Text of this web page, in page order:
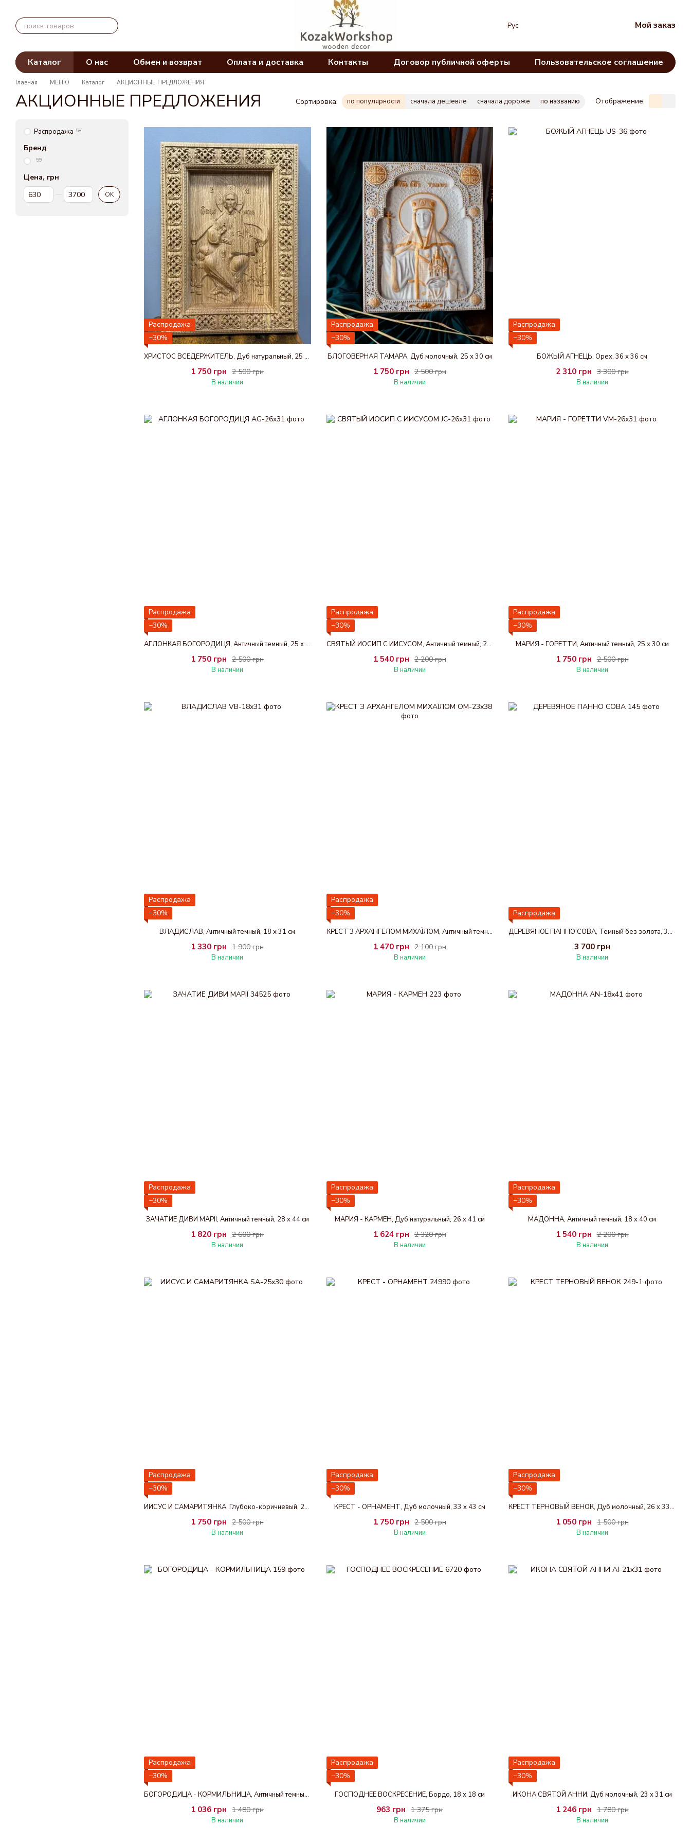
Рус
Мой заказ
Каталог О нас Обмен и возврат Оплата и доставка Контакты Договор публичной оферты Пользовательское соглашение
Главная МЕНЮ Каталог АКЦИОННЫЕ ПРЕДЛОЖЕНИЯ
АКЦИОННЫЕ ПРЕДЛОЖЕНИЯ Сортировка: по популярности сначала дешевле сначала дороже по названию Отображение:
Распродажа
−30%
ХРИСТОС ВСЕДЕРЖИТЕЛЬ, Дуб натуральный, 25 х 30 см
2 500 грн
1 750 грн
В наличии
Распродажа
−30%
БЛОГОВЕРНАЯ ТАМАРА, Дуб молочный, 25 х 30 см
2 500 грн
1 750 грн
В наличии
Распродажа
−30%
БОЖЬІЙ АГНЕЦЬ, Орех, 36 х 36 см
3 300 грн
2 310 грн
В наличии
Распродажа
−30%
АГЛОНКАЯ БОГОРОДИЦЯ, Античный темный, 25 х 30 см
2 500 грн
1 750 грн
В наличии
Распродажа
−30%
СВЯТЫЙ ИОСИП С ИИСУСОМ, Античный темный, 26 x 33 см
2 200 грн
1 540 грн
В наличии
Распродажа
−30%
МАРИЯ - ГОРЕТТИ, Античный темный, 25 х 30 см
2 500 грн
1 750 грн
В наличии
Распродажа
−30%
ВЛАДИСЛАВ, Античный темный, 18 х 31 см
1 900 грн
1 330 грн
В наличии
Распродажа
−30%
КРЕСТ З АРХАНГЕЛОМ МИХАЇЛОМ, Античный темный, 23 х 38 см
2 100 грн
1 470 грн
В наличии
Распродажа
ДЕРЕВЯНОЕ ПАННО СОВА, Темный без золота, 38 х 38 см
3 700 грн
В наличии
Распродажа
−30%
ЗАЧАТИЕ ДИВИ МАРІЇ, Античный темный, 28 x 44 см
2 600 грн
1 820 грн
В наличии
Распродажа
−30%
МАРИЯ - КАРМЕН, Дуб натуральный, 26 x 41 см
2 320 грн
1 624 грн
В наличии
Распродажа
−30%
МАДОННА, Античный темный, 18 x 40 см
2 200 грн
1 540 грн
В наличии
Распродажа
−30%
ИИСУС И САМАРИТЯНКА, Глубоко-коричневый, 25 х 30 см
2 500 грн
1 750 грн
В наличии
Распродажа
−30%
КРЕСТ - ОРНАМЕНТ, Дуб молочный, 33 x 43 см
2 500 грн
1 750 грн
В наличии
Распродажа
−30%
КРЕСТ ТЕРНОВЫЙ ВЕНОК, Дуб молочный, 26 x 33 см
1 500 грн
1 050 грн
В наличии
Распродажа
−30%
БОГОРОДИЦА - КОРМИЛЬНИЦА, Античный темный, 18 х 20 см
1 480 грн
1 036 грн
В наличии
Распродажа
−30%
ГОСПОДНЕЕ ВОСКРЕСЕНИЕ, Бордо, 18 х 18 см
1 375 грн
963 грн
В наличии
Распродажа
−30%
ИКОНА СВЯТОЙ АННИ, Дуб молочный, 23 x 31 см
1 780 грн
1 246 грн
В наличии
Распродажа 58
Бренд
59
Цена, грн
От Цена, грн
До Цена, грн OK